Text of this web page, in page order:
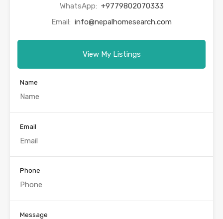
WhatsApp: +9779802070333
Email: info@nepalhomesearch.com
View My Listings
Name
Email
Phone
Message